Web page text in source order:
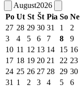
August2026
Po Ut St Št Pia So Ne
27 28 29 30 31 1
2
3
4 5 6 7 8
9
10 11 12 13 14 15 16
17 18 19 20 21 22 23
24 25 26 27 28 29 30
31 1 2 3 4 5 6